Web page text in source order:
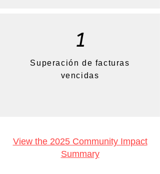
1
Superación de facturas
vencidas
View the 2025 Community Impact
Summary